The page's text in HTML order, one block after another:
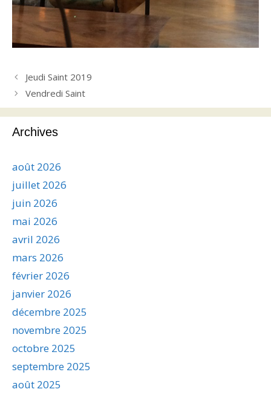
Jeudi Saint 2019
Vendredi Saint
Archives
août 2026
juillet 2026
juin 2026
mai 2026
avril 2026
mars 2026
février 2026
janvier 2026
décembre 2025
novembre 2025
octobre 2025
septembre 2025
août 2025